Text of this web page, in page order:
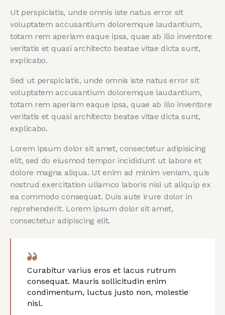
Ut perspiciatis, unde omnis iste natus error sit
voluptatem accusantium doloremque laudantium,
totam rem aperiam eaque ipsa, quae ab illo inventore
veritatis et quasi architecto beatae vitae dicta sunt,
explicabo.
Sed ut perspiciatis, unde omnis iste natus error sit
voluptatem accusantium doloremque laudantium,
totam rem aperiam eaque ipsa, quae ab illo inventore
veritatis et quasi architecto beatae vitae dicta sunt,
explicabo.
Lorem ipsum dolor sit amet, consectetur adipisicing
elit, sed do eiusmod tempor incididunt ut labore et
dolore magna aliqua. Ut enim ad minim veniam, quis
nostrud exercitation ullamco laboris nisi ut aliquip ex
ea commodo consequat. Duis aute irure dolor in
reprehenderit. Lorem ipsum dolor sit amet,
consectetur adipiscing elit.
Curabitur varius eros et lacus rutrum
consequat. Mauris sollicitudin enim
condimentum, luctus justo non, molestie
nisl.